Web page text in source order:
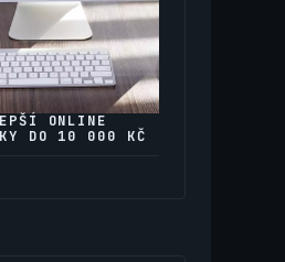
ONLINE
DO 10 000 KČ